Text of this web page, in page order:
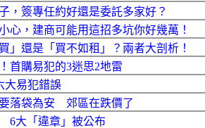
，簽專任約好還是委託多家好？
心，建商可能用這招多坑你好幾萬！
」還是「買不如租」？兩者大剖析！
首購易犯的3迷思2地雷
大易犯錯誤
落袋為安 郊區在跌價了
6大「違章」被公布